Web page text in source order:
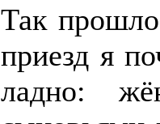
Так
приезд я
ладно: